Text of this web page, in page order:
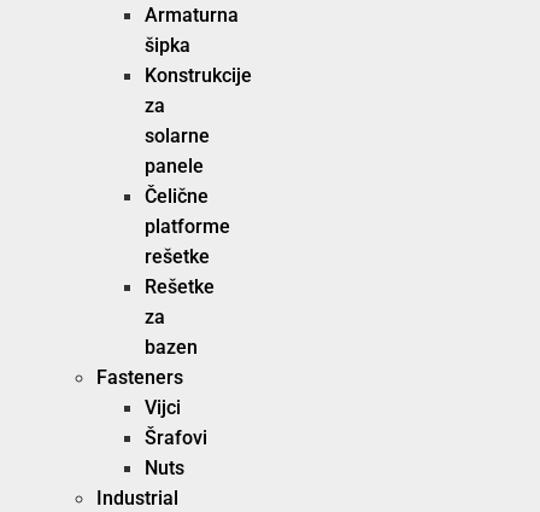
Armaturna
šipka
Konstrukcije
za
solarne
panele
Čelične
platforme
rešetke
Rešetke
za
bazen
Fasteners
Vijci
Šrafovi
Nuts
Industrial